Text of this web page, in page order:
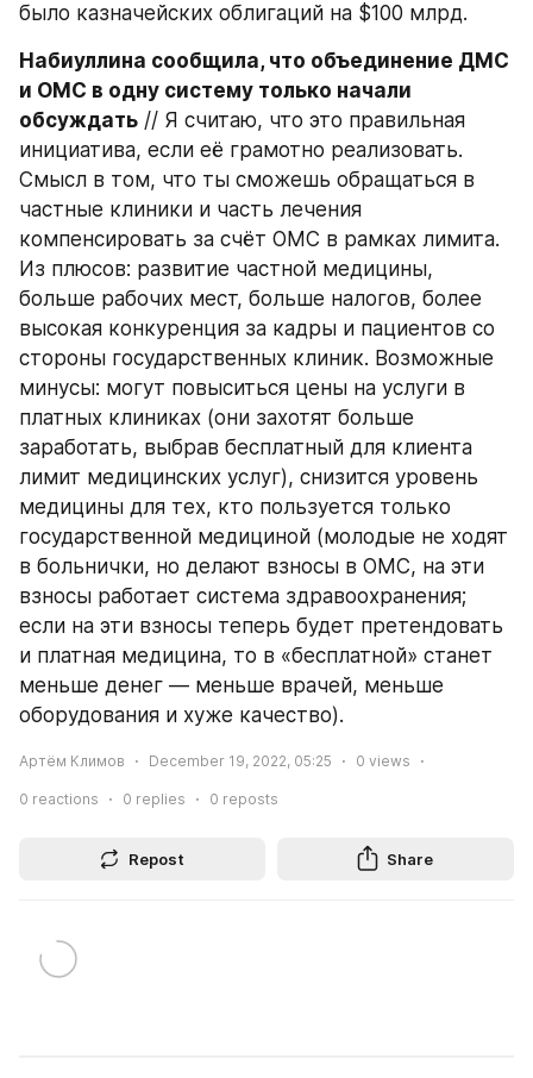
было казначейских облигаций на $100 млрд.
Набиуллина сообщила, что объединение ДМС
и ОМС в одну систему только начали
обсуждать // Я считаю, что это правильная
инициатива, если её грамотно реализовать.
Смысл в том, что ты сможешь обращаться в
частные клиники и часть лечения
компенсировать за счёт ОМС в рамках лимита.
Из плюсов: развитие частной медицины,
больше рабочих мест, больше налогов, более
высокая конкуренция за кадры и пациентов со
стороны государственных клиник. Возможные
минусы: могут повыситься цены на услуги в
платных клиниках (они захотят больше
заработать, выбрав бесплатный для клиента
лимит медицинских услуг), снизится уровень
медицины для тех, кто пользуется только
государственной медициной (молодые не ходят
в больнички, но делают взносы в ОМС, на эти
взносы работает система здравоохранения;
если на эти взносы теперь будет претендовать
и платная медицина, то в «бесплатной» станет
меньше денег — меньше врачей, меньше
оборудования и хуже качество).
Артём Климов December 19, 2022, 05:25 0 views
0 reactions 0 replies 0 reposts
Repost Share